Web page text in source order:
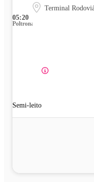
05:20
Terminal
Poltrona
Semi-leito